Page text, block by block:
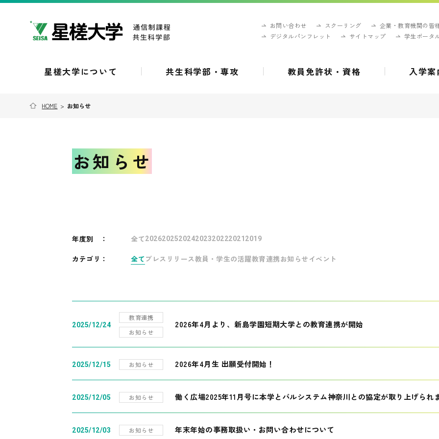
お問い合わせ スクーリング
企業・教育機関の皆
デジタルパンフレット
サイトマップ 学生ポータ
星槎大学について 共生科学部・専攻 教員免許状・資格 入学案
HOME > お知らせ
お知らせ
年度別 ： 全て202620252024202320222021 2019
カテゴリ： 全て プレスリリース教員・学生の活躍教育連携お知らせ イベント
2025/12/24
教育連携
お知らせ
2026年4月より、新島学園短期大学との教育連携が開始
2025/12/15 お知らせ 2026年4月生 出願受付開始！
2025/12/05 お知らせ 働く広場2025年11月号に本学とパルシステム神奈川との協定が取り上げられ
2025/12/03 お知らせ 年末年始の事務取扱い・お問い合わせについて